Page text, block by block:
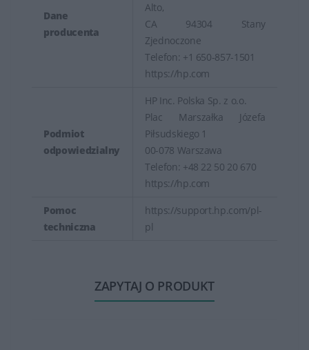
Dane
producenta
Alto,
CA 94304 Stany
Zjednoczone
Telefon: +1 650-857-1501
https://hp.com
Podmiot
odpowiedzialny
HP Inc. Polska Sp. z o.o.
Plac Marszałka Józefa
Piłsudskiego 1
00-078 Warszawa
Telefon: +48 22 50 20 670
https://hp.com
Pomoc
techniczna
https://support.hp.com/pl-
pl
ZAPYTAJ O PRODUKT